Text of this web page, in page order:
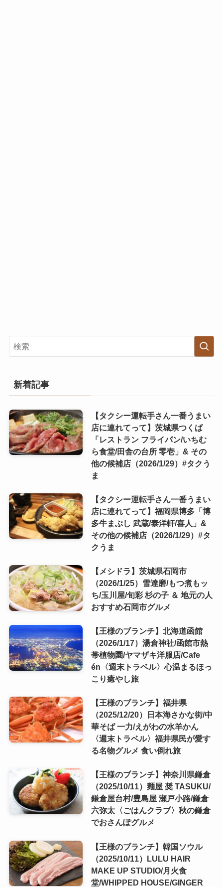
新着記事
【タクシー運転手さん一番うまい
店に連れてって】茨城県つくば
「レストラン フライパン/いちむ
ら食堂/田舎の台所 零壱」& その
他の候補店（2026/1/29）#タクう
ま
【タクシー運転手さん一番うまい
店に連れてって】福岡県博多「博
多牛まぶし 武蔵/泰洋軒/喜人」&
その他の候補店（2026/1/29）#タ
クうま
【メシドラ】茨城県石岡市
（2026/1/25）雪達磨/もつ煮もッ
ち/玉川屋/旬彩 杉の子 ＆ 地元の人
おすすめ石岡市グルメ
【王様のブランチ】北海道函館
（2026/1/17）湯倉神社/函館市熱
帯植物園/ヤマザキ洋服店/Cafe
én〈週末トラベル〉心温まるほっ
こり癒やし旅
【王様のブランチ】福井県
（2025/12/20）日本海さかな街/中
華そば 一力/えがわの水羊かん
〈週末トラベル〉福井県民が愛す
る名物グルメ 食い倒れ旅
【王様のブランチ】神奈川県鎌倉
（2025/10/11）麺屋 奨 TASUKU/
鎌倉屋台村/豊島屋 瀬戸小路/鎌倉
六弥太〈ごはんクラブ〉秋の鎌倉
でおさんぽグルメ
【王様のブランチ】韓国ソウル
（2025/10/11）LULU HAIR
MAKE UP STUDIO/月火食
堂/WHIPPED HOUSE/GINGER